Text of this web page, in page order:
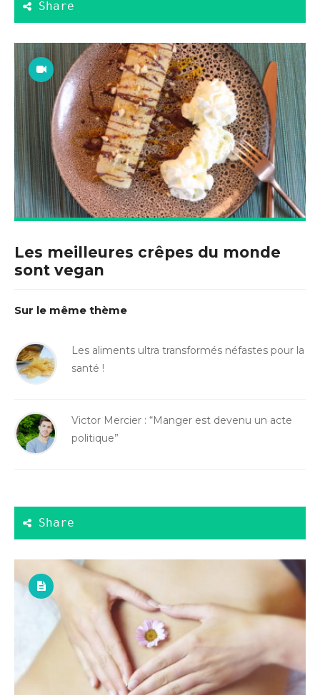
Les meilleures crêpes du monde
sont vegan
Sur le même thème
Les aliments ultra transformés néfastes pour la
santé !
Victor Mercier : “Manger est devenu un acte
politique”